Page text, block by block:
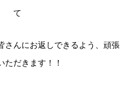
て
さんにお返しできるよう、頑張
ただきます！！